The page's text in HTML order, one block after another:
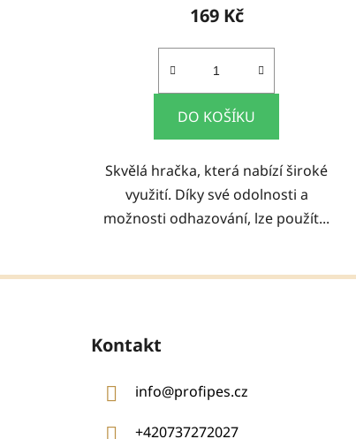
169 Kč
DO KOŠÍKU
Skvělá hračka, která nabízí široké
využití. Díky své odolnosti a
možnosti odhazování, lze použít...
Kontakt
info@profipes.cz
+420737272027